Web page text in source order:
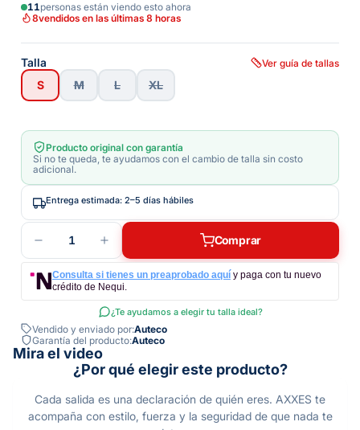
11personas están viendo esto ahora
8vendidos en las últimas 8 horas
Talla Ver guía de tallas
S M L XL
Producto original con garantía
Si no te queda, te ayudamos con el cambio de talla sin costo
adicional.
Entrega estimada: 2–5 días hábiles
1 Comprar
Consulta si tienes un preaprobado aquí y paga con tu nuevo
crédito de Nequi.
¿Te ayudamos a elegir tu talla ideal?
Vendido y enviado por:Auteco
Garantía del producto:Auteco
Mira el video
¿Por qué elegir este producto?
Cada salida es una declaración de quién eres. AXXES te
acompaña con estilo, fuerza y la seguridad de que nada te